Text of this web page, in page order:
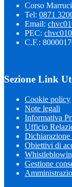
Corso
Tel: 0871
Email:
PEC:
C.F.:
Sezione Link
Cookie policy
Note legali
Informativa
Ufficio
Dichiarazione
Obiettivi di
Gestione